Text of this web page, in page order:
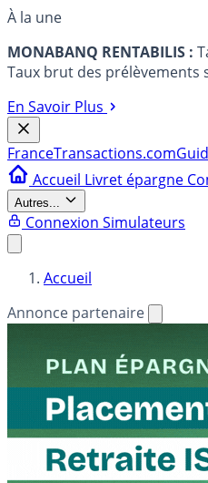
À la une
MONABANQ RENTABILIS :
Taux brut des prélèvements
En Savoir Plus
FranceTransactions.com
Accueil Livret épargne
Autres...
Connexion Simulateurs
Accueil
Annonce partenaire